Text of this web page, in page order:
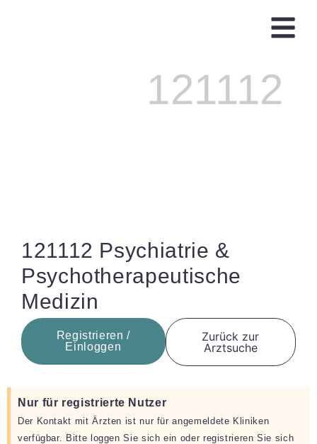
Arztkarte121112
121112 Psychiatrie &
Psychotherapeutische
Medizin
Registrieren /
Einloggen
Zurück zur
Arztsuche
Nur für registrierte Nutzer
Der Kontakt mit Ärzten ist nur für angemeldete Kliniken
verfügbar. Bitte loggen Sie sich ein oder registrieren Sie sich